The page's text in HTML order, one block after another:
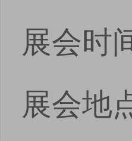
展会时
展会地